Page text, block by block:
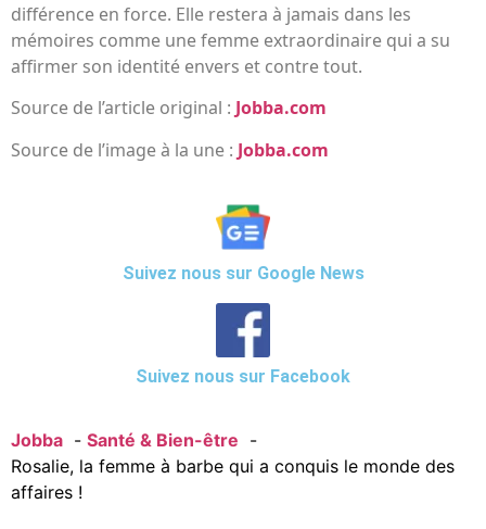
différence en force. Elle restera à jamais dans les
mémoires comme une femme extraordinaire qui a su
affirmer son identité envers et contre tout.
Source de l’article original : Jobba.com
Source de l’image à la une : Jobba.com
Suivez nous sur Google News
Suivez nous sur Facebook
Jobba
Santé & Bien-être
Rosalie, la femme à barbe qui a conquis le monde des
affaires !